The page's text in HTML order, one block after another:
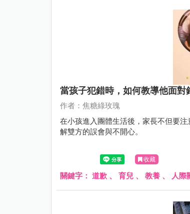
當孩子犯錯時，如何教導他面對
作者：焦糖綠玫瑰
在小孩進入團體生活後，家長不但要
解雙方的誤會與不開心。
收藏
關鍵字： 道歉 、 育兒 、 教養 、 人際